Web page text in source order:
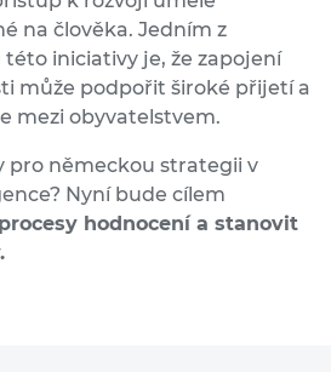
na člověka. Jedním z
iniciativy je, že zapojení
může podpořit široké přijetí a
mezi obyvatelstvem.
pro německou strategii v
Nyní bude cílem
hodnocení a stanovit